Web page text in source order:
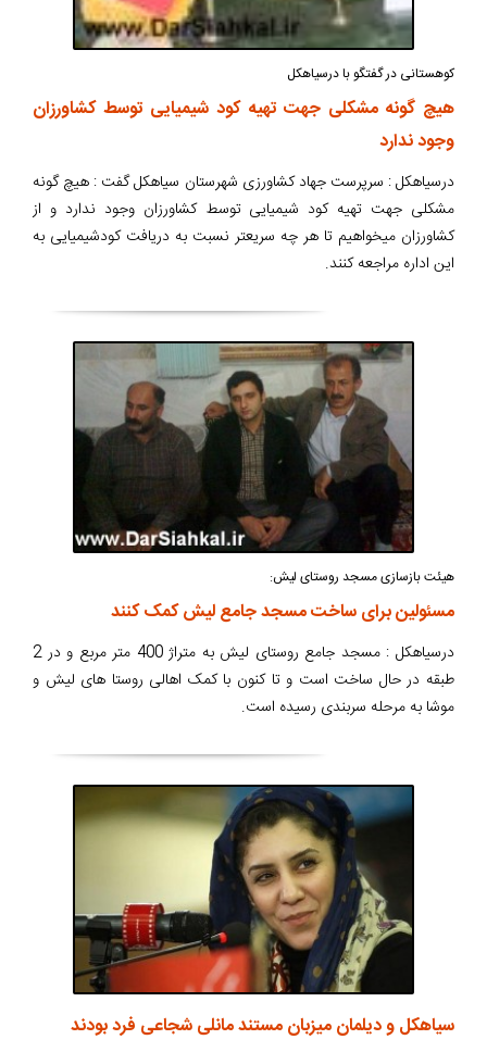
کوهستانی در گفتگو با درسیاهکل
هیچ گونه مشکلی جهت تهیه کود شیمیایی توسط کشاورزان
وجود ندارد
درسیاهکل : سرپرست جهاد کشاورزی شهرستان سیاهکل گفت : هیچ گونه
مشکلی جهت تهیه کود شیمیایی توسط کشاورزان وجود ندارد و از
کشاورزان میخواهیم تا هر چه سریعتر نسبت به دریافت کودشیمیایی به
این اداره مراجعه کنند.
هیئت بازسازی مسجد روستای لیش:
مسئولین برای ساخت مسجد جامع لیش کمک کنند
درسیاهکل : مسجد جامع روستای لیش به متراژ 400 متر مربع و در 2
طبقه در حال ساخت است و تا کنون با کمک اهالی روستا های لیش و
موشا به مرحله سربندی رسیده است.
سیاهکل و دیلمان میزبان مستند مانلی شجاعی فرد بودند